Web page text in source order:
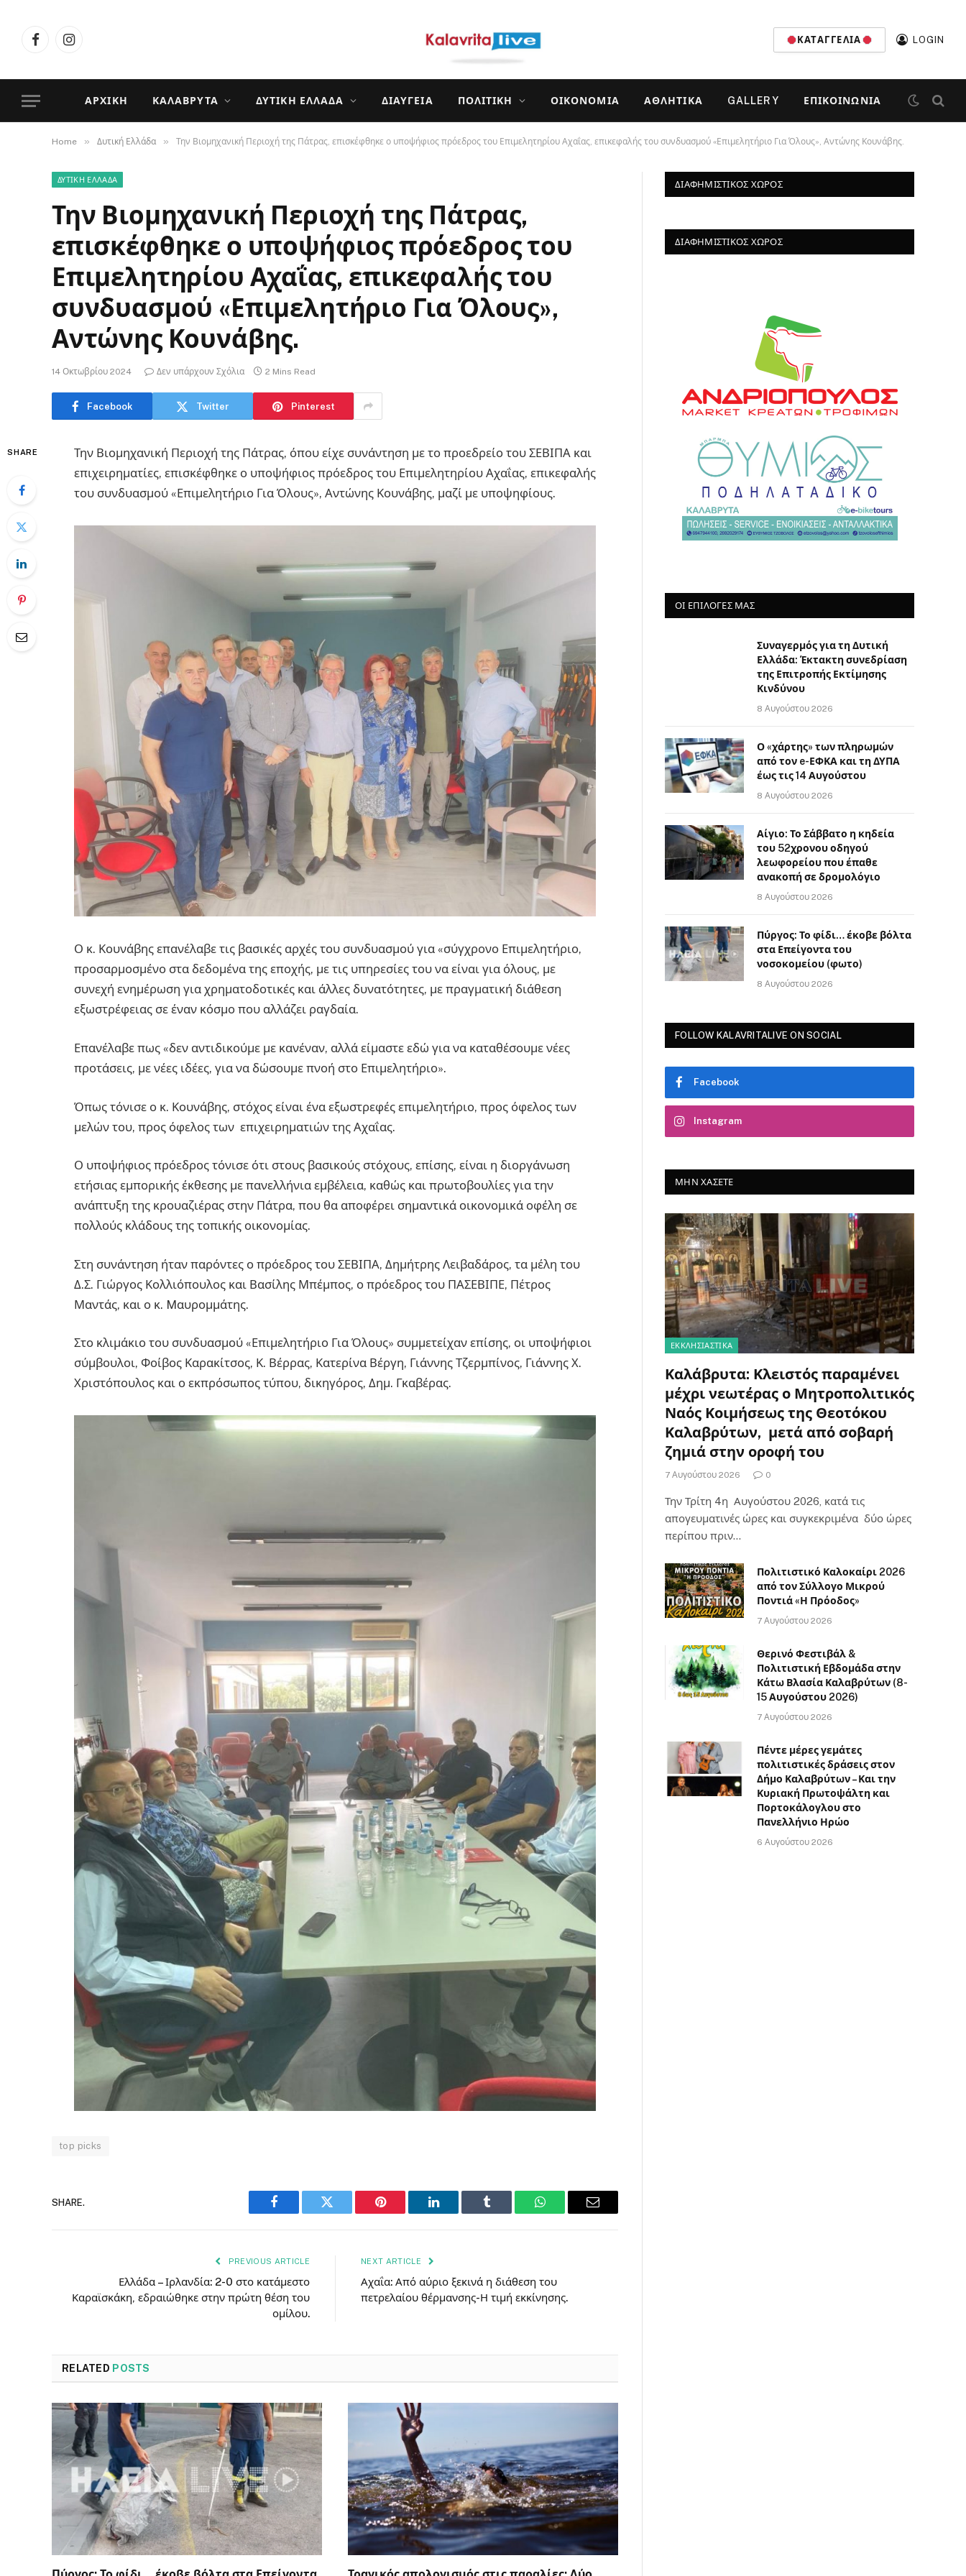
FacebookInstagram
ΚΑΤΑΓΓΕΛΊΑ LOGIN
ΑΡΧΙΚΉ ΚΑΛΆΒΡΥΤΑ ΔΥΤΙΚΉ ΕΛΛΆΔΑ ΔΙΑΎΓΕΙΑ ΠΟΛΙΤΙΚΉ ΟΙΚΟΝΟΜΊΑ ΑΘΛΗΤΙΚΆ GALLERY ΕΠΙΚΟΙΝΩΝΊΑ
Home » Δυτική Ελλάδα » Την Βιομηχανική Περιοχή της Πάτρας, επισκέφθηκε ο υποψήφιος πρόεδρος του Επιμελητηρίου Αχαΐας, επικεφαλής του συνδυασμού «Επιμελητήριο Για Όλους», Αντώνης Κουνάβης.
ΔΥΤΙΚΉ ΕΛΛΆΔΑ
Την Βιομηχανική Περιοχή της Πάτρας,
επισκέφθηκε ο υποψήφιος πρόεδρος του
Επιμελητηρίου Αχαΐας, επικεφαλής του
συνδυασμού «Επιμελητήριο Για Όλους»,
Αντώνης Κουνάβης.
14 Οκτωβρίου 2024 Δεν υπάρχουν Σχόλια 2 Mins Read
Facebook Twitter Pinterest
SHARE
Την Βιομηχανική Περιοχή της Πάτρας, όπου είχε συνάντηση με το προεδρείο του ΣΕΒΙΠΑ και
επιχειρηματίες, επισκέφθηκε ο υποψήφιος πρόεδρος του Επιμελητηρίου Αχαΐας, επικεφαλής
του συνδυασμού «Επιμελητήριο Για Όλους», Αντώνης Κουνάβης, μαζί με υποψηφίους.
Ο κ. Κουνάβης επανέλαβε τις βασικές αρχές του συνδυασμού για «σύγχρονο Επιμελητήριο,
προσαρμοσμένο στα δεδομένα της εποχής, με τις υπηρεσίες του να είναι για όλους, με
συνεχή ενημέρωση για χρηματοδοτικές και άλλες δυνατότητες, με πραγματική διάθεση
εξωστρέφειας σε έναν κόσμο που αλλάζει ραγδαία.
Επανέλαβε πως «δεν αντιδικούμε με κανέναν, αλλά είμαστε εδώ για να καταθέσουμε νέες
προτάσεις, με νέες ιδέες, για να δώσουμε πνοή στο Επιμελητήριο».
Όπως τόνισε ο κ. Κουνάβης, στόχος είναι ένα εξωστρεφές επιμελητήριο, προς όφελος των
μελών του, προς όφελος των επιχειρηματιών της Αχαΐας.
Ο υποψήφιος πρόεδρος τόνισε ότι στους βασικούς στόχους, επίσης, είναι η διοργάνωση
ετήσιας εμπορικής έκθεσης με πανελλήνια εμβέλεια, καθώς και πρωτοβουλίες για την
ανάπτυξη της κρουαζιέρας στην Πάτρα, που θα αποφέρει σημαντικά οικονομικά οφέλη σε
πολλούς κλάδους της τοπικής οικονομίας.
Στη συνάντηση ήταν παρόντες ο πρόεδρος του ΣΕΒΙΠΑ, Δημήτρης Λειβαδάρος, τα μέλη του
Δ.Σ. Γιώργος Κολλιόπουλος και Βασίλης Μπέμπος, ο πρόεδρος του ΠΑΣΕΒΙΠΕ, Πέτρος
Μαντάς, και ο κ. Mαυρομμάτης.
Στο κλιμάκιο του συνδυασμού «Επιμελητήριο Για Όλους» συμμετείχαν επίσης, οι υποψήφιοι
σύμβουλοι, Φοίβος Καρακίτσος, Κ. Βέρρας, Κατερίνα Βέργη, Γιάννης Τζερμπίνος, Γιάννης Χ.
Χριστόπουλος και ο εκπρόσωπος τύπου, δικηγόρος, Δημ. Γκαβέρας.
top picks
SHARE.
Facebook Twitter Pinterest LinkedIn Tumblr WhatsAppEmail
PREVIOUS ARTICLE
Ελλάδα – Ιρλανδία: 2-0 στο κατάμεστο
Καραϊσκάκη, εδραιώθηκε στην πρώτη θέση του
ομίλου.
NEXT ARTICLE
Αχαΐα: Από αύριο ξεκινά η διάθεση του
πετρελαίου θέρμανσης-Η τιμή εκκίνησης.
RELATED POSTS
ΔΙΑΦΗΜΙΣΤΙΚΌΣ ΧΏΡΟΣ
ΔΙΑΦΗΜΙΣΤΙΚΌΣ ΧΏΡΟΣ
ΟΙ ΕΠΙΛΟΓΈΣ ΜΑΣ
Συναγερμός για τη Δυτική
Ελλάδα: Έκτακτη συνεδρίαση
της Επιτροπής Εκτίμησης
Κινδύνου
8 Αυγούστου 2026
Ο «χάρτης» των πληρωμών
από τον e-ΕΦΚΑ και τη ΔΥΠΑ
έως τις 14 Αυγούστου
8 Αυγούστου 2026
Αίγιο: Το Σάββατο η κηδεία
του 52χρονου οδηγού
λεωφορείου που έπαθε
ανακοπή σε δρομολόγιο
8 Αυγούστου 2026
Πύργος: Το φίδι… έκοβε βόλτα
στα Επείγοντα του
νοσοκομείου (φωτο)
8 Αυγούστου 2026
FOLLOW KALAVRITALIVE ON SOCIAL
Facebook
Instagram
ΜΗΝ ΧΆΣΕΤΕ
ΕΚΚΛΗΣΙΑΣΤΙΚΑ
Καλάβρυτα: Κλειστός παραμένει
μέχρι νεωτέρας ο Μητροπολιτικός
Ναός Κοιμήσεως της Θεοτόκου
Καλαβρύτων, μετά από σοβαρή
ζημιά στην οροφή του
7 Αυγούστου 2026 0
Την Τρίτη 4η Αυγούστου 2026, κατά τις
απογευματινές ώρες και συγκεκριμένα δύο ώρες
περίπου πριν…
Πολιτιστικό Καλοκαίρι 2026
από τον Σύλλογο Μικρού
Ποντιά «Η Πρόοδος»
7 Αυγούστου 2026
Θερινό Φεστιβάλ &
Πολιτιστική Εβδομάδα στην
Κάτω Βλασία Καλαβρύτων (8-
15 Αυγούστου 2026)
7 Αυγούστου 2026
Πέντε μέρες γεμάτες
πολιτιστικές δράσεις στον
Δήμο Καλαβρύτων – Και την
Κυριακή Πρωτοψάλτη και
Πορτοκάλογλου στο
Πανελλήνιο Ηρώο
6 Αυγούστου 2026